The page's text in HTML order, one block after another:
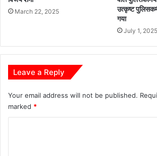
ज
र
March 22, 2025
उत्कृष्ट
गया
July 1, 2025
Leave a Reply
Your email address will not be published.
marked *